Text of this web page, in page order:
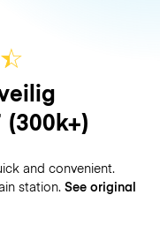
☆
★
(300k+)
and convenient.
station. See original